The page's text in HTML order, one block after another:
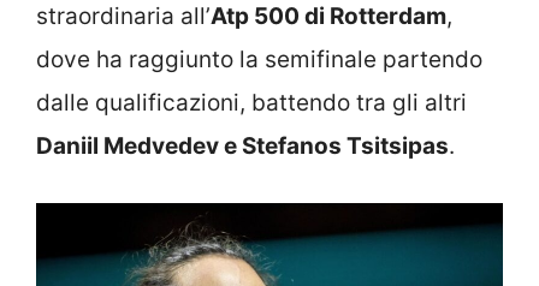
straordinaria all’Atp 500 di Rotterdam,
dove ha raggiunto la semifinale partendo
dalle qualificazioni, battendo tra gli altri
Daniil Medvedev e Stefanos Tsitsipas.